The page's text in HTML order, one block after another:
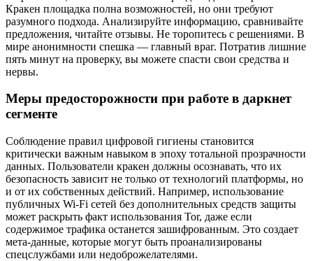
Кракен площадка полна возможностей, но они требуют
разумного подхода. Анализируйте информацию, сравнивайте
предложения, читайте отзывы. Не торопитесь с решениями. В
мире анонимности спешка — главный враг. Потратив лишние
пять минут на проверку, вы можете спасти свои средства и
нервы.
Меры предосторожности при работе в даркнет
сегменте
Соблюдение правил цифровой гигиены становится
критически важным навыком в эпоху тотальной прозрачности
данных. Пользователи кракен должны осознавать, что их
безопасность зависит не только от технологий платформы, но
и от их собственных действий. Например, использование
публичных Wi-Fi сетей без дополнительных средств защиты
может раскрыть факт использования Tor, даже если
содержимое трафика останется зашифрованным. Это создает
мета-данные, которые могут быть проанализированы
спецслужбами или недоброжелателями.